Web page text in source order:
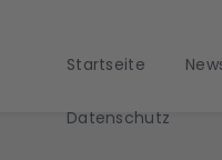
Startseite
Datenschutz